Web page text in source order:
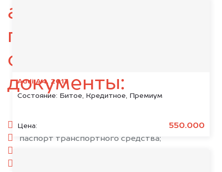
Audi A4, 2013
Состояние: Битое, Кредитное, Премиум
Цена: 550.000
автомобиль,
подготовьте
следующие
документы:
паспорт гражданина РФ;
паспорт транспортного средства;